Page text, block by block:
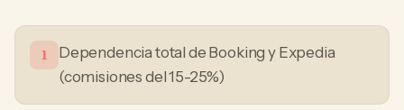
1
Dependencia total de Booking y Expedia
(comisiones del 15-25%)